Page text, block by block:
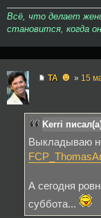
Всё, что делает
становится, когда
TA ☻ » 15
Kerri
Выкладываю
А сегодня
суббота...